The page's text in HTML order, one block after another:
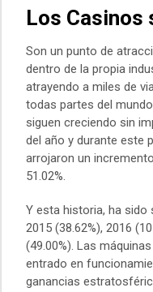
Los Casinos
Son un punto de
dentro de la propia
atrayendo a miles de
todas partes del
siguen creciendo sin
del año y durante este
arrojaron un
51.02%.
Y esta historia, ha sido
2015 (38.62%), 2016
(49.00%). Las
entrado en
ganancias